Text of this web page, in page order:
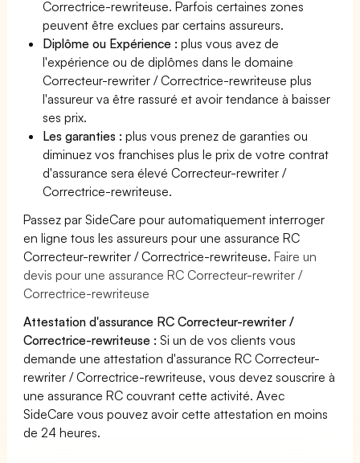
Correctrice-rewriteuse. Parfois certaines zones
peuvent être exclues par certains assureurs.
Diplôme ou Expérience :plus vous avez de
l'expérience ou de diplômes dans le domaine
Correcteur-rewriter / Correctrice-rewriteuse plus
l'assureur va être rassuré et avoir tendance à baisser
ses prix.
Les garanties :plus vous prenez de garanties ou
diminuez vos franchises plus le prix de votre contrat
d'assurance sera élevé Correcteur-rewriter /
Correctrice-rewriteuse.
Passez par SideCare pour automatiquement interroger
en ligne tous les assureurs pour une assurance RC
Correcteur-rewriter / Correctrice-rewriteuse.Faire un
devis pour une assurance RC Correcteur-rewriter /
Correctrice-rewriteuse
Attestation d'assurance RC Correcteur-rewriter /
Correctrice-rewriteuse : Si un de vos clients vous
demande une attestation d'assurance RC Correcteur-
rewriter / Correctrice-rewriteuse, vous devez souscrire à
une assurance RC couvrant cette activité. Avec
SideCare vous pouvez avoir cette attestation en moins
de 24 heures.